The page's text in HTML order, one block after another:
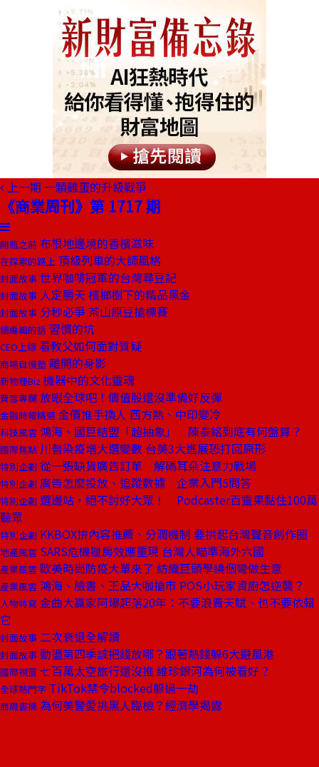
上一期 一顆雞蛋的升級戰爭
《商業周刊》第 1717 期
開瓶之前 布根地邊境的香檳滋味
在探索的路上 頂級列車的大師風格
封面故事 世界咖啡冠軍的台灣尋豆記
封面故事 人定勝天 檳榔樹下的精品黑金
封面故事 分秒必爭 茶山原豆搶標賽
總編輯的話 習慣的坑
CEO上線 看教父如何面對質疑
商場自慢塾 離開的身影
新物種Biz 機器中的文化靈魂
費雪專欄 放眼全球吧！價值股還沒準備好反彈
金融時報精選 金價推手換人 西方熱、中印變冷
科技風雲 鴻海、國巨結盟「超抽象」 陳泰銘到底有何盤算？
國際焦點 川普染疫增大選變數 台美3大進展恐打回原形
特別企劃 從一張缺貨廣告訂單 解碼耳朵注意力戰場
特別企劃 廣告怎麼投放、追蹤數據 企業入門5問答
特別企劃 選邊站，絕不討好大眾！ Podcaster百靈果黏住100萬
聽眾
特別企劃 KKBOX拚內容推薦、分潤機制 要拱起台灣聲音創作圈
地產風雲 SARS危機獵房效應重現 台灣人瞄準海外六國
產業風雲 歐美時尚防疫大單來了 紡織巨頭學繞個彎做生意
產業風雲 鴻海、臉書、王品大咖搶市 POS小玩家資廚怎逆襲？
人物特寫 金曲大贏家阿爆起落20年：不要浪費天賦、也不要依賴
它
封面故事 二次衰退全解讀
封面故事 動盪第四季該把錢放哪？跟著熱錢躲6大避風港
國際視窗 七百萬太空旅行還沒推 維珍銀河為何被看好？
全球熱門字 TikTok禁令blocked躲過一劫
商周書摘 為何美警愛挑黑人臨檢？經濟學揭露